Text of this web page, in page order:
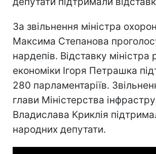
За звільнення міністра
Максима Степанова
нардепів. Відставку міністра
економіки Ігоря Петрашка
280 парламентаріїв.
глави Міністерства
Владислава Криклія
народних депутати.